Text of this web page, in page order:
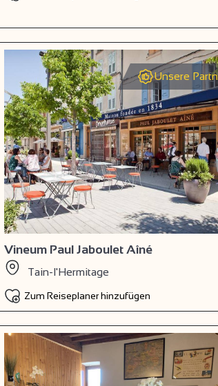
Unsere
Vineum Paul Jaboulet Aîné
Tain-l'Hermitage
Zum Reiseplaner hinzufügen